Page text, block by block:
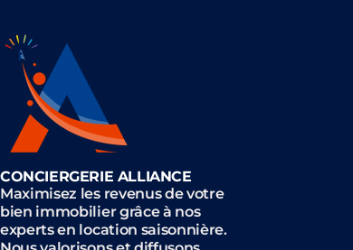
CONCIERGERIE ALLIANCE
Maximisez les revenus de votre
bien immobilier grâce à nos
experts en location saisonnière.